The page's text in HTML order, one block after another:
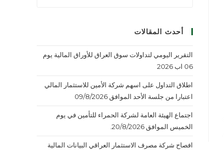
أحدث المقالات
التقرير اليومي لتداولات سوق العراق للأوراق المالية يوم
06 اب 2026
اطلاق التداول على اسهم شركة الأمين للاستثمار المالي
اعتبارا من جلسة الأحد الموافق 09/8/2026
اجتماع الهيئة العامة لشركة الحمراء للتأمين في يوم
الخميس الموافق 20/8/2026.
افصاح شركة مصرف الاستثمار العراقي البيانات المالية